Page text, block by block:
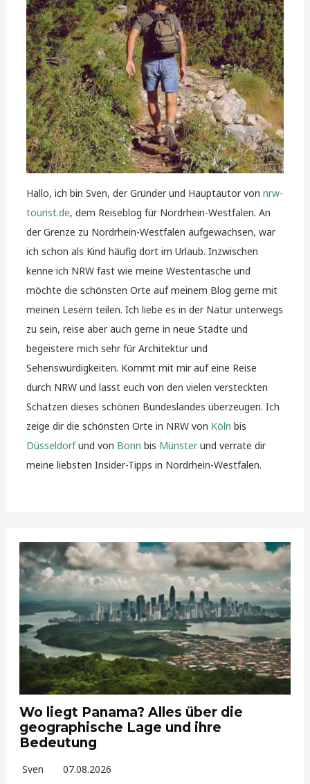
Hallo, ich bin Sven, der Gründer und Hauptautor vonnrw-
tourist.de, dem Reiseblog für Nordrhein-Westfalen. An
der Grenze zu Nordrhein-Westfalen aufgewachsen, war
ich schon als Kind häufig dort im Urlaub. Inzwischen
kenne ich NRW fast wie meine Westentasche und
möchte die schönsten Orte auf meinem Blog gerne mit
meinen Lesern teilen. Ich liebe es in der Natur unterwegs
zu sein, reise aber auch gerne in neue Städte und
begeistere mich sehr für Architektur und
Sehenswürdigkeiten. Kommt mit mir auf eine Reise
durch NRW und lasst euch von den vielen versteckten
Schätzen dieses schönen Bundeslandes überzeugen. Ich
zeige dir die schönsten Orte in NRW von Köln bis
Düsseldorfund von Bonn bis Münsterund verrate dir
meine liebsten Insider-Tipps in Nordrhein-Westfalen.
Wo liegt Panama? Alles über die
geographische Lage und ihre
Bedeutung
Sven 07.08.2026